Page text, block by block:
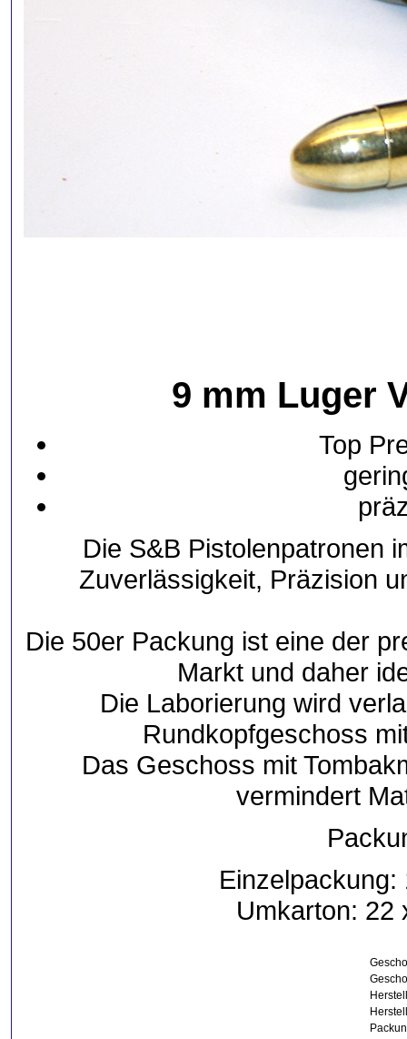
9 mm Luger
Top
Die S&B Pistolenpatronen
Zuverlässigkeit, Präzision
Die 50er Packung ist eine der
Markt und daher
Die Laborierung wird
Rundkopfgeschoss
Das Geschoss mit
vermindert
Umkarton: 22